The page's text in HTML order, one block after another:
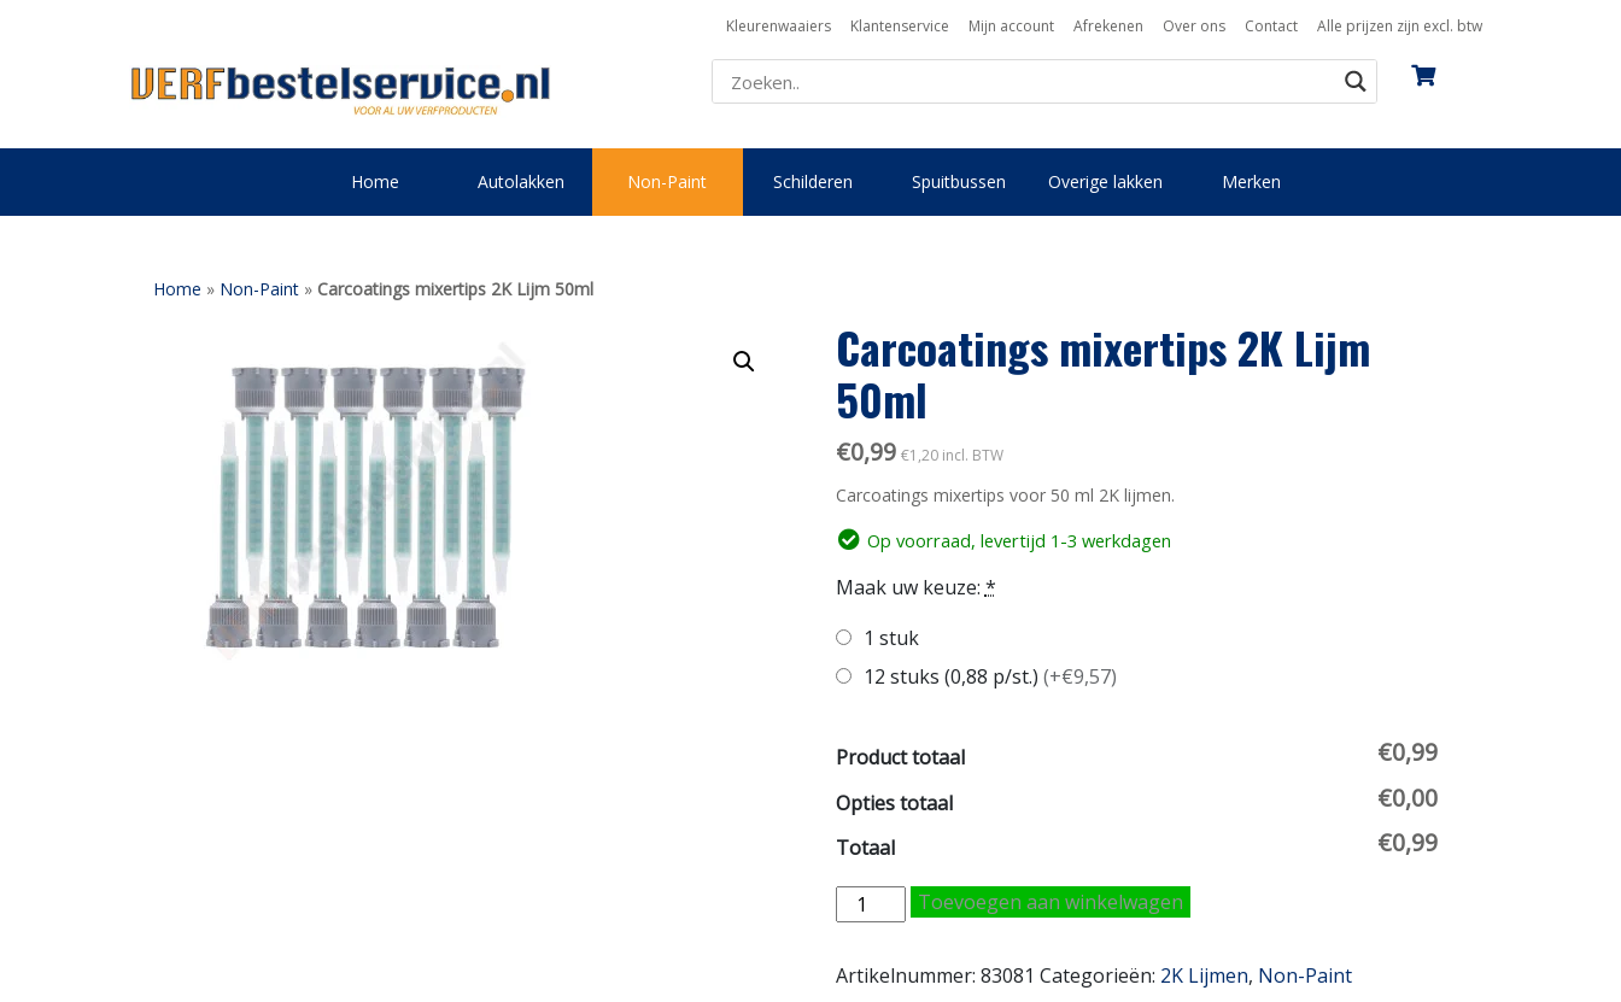
Kleurenwaaiers Klantenservice Mijn account Afrekenen Over ons Contact Alle prijzen zijn excl. btw
Home Autolakken Non-Paint Schilderen Spuitbussen Overige lakken Merken
Home » Non-Paint » Carcoatings mixertips 2K Lijm 50ml
Carcoatings mixertips 2K Lijm
50ml
€0,99 €1,20incl. BTW
Carcoatings mixertips voor 50 ml 2K lijmen.
Op voorraad, levertijd 1-3 werkdagen
Maak uw keuze: *
1 stuk
12 stuks (0,88 p/st.) (+€9,57)
Product totaal €0,99
Opties totaal €0,00
Totaal €0,99
Carcoatings
mixertips
Lijm
Toevoegen aan winkelwagen
Artikelnummer: 83081 Categorieën: 2K Lijmen, Non-Paint